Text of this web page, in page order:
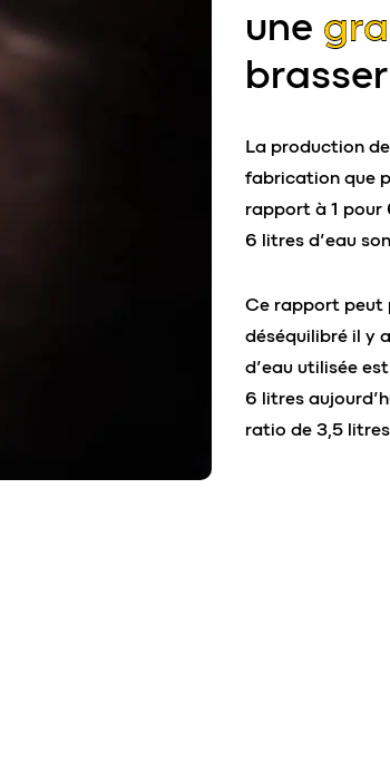
une
La production
fabrication que
rapport à 1 pour
6 litres d’eau
Ce rapport peut
déséquilibré il y
d’eau utilisée
6 litres
ratio de 3,5